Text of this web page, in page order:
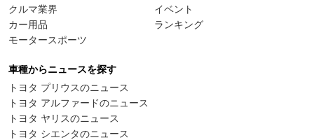
クルマ業界
カー用品
モータースポーツ
イベント
ランキング
車種からニュースを探す
トヨタ プリウスのニュース
トヨタ アルファードのニュース
トヨタ ヤリスのニュース
トヨタ シエンタのニュース